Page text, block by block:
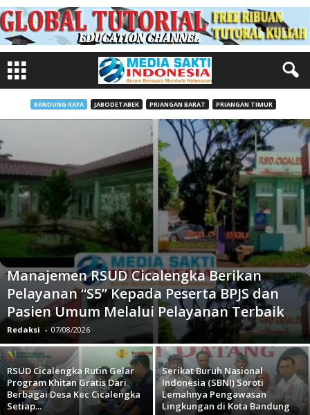
BANDUNG RAYA JABODETABEK PRIANGAN BARAT PRIANGAN TIMUR
Manajemen RSUD Cicalengka Berikan
Pelayanan “S5” Kepada Peserta BPJS dan
Pasien Umum Melalui Pelayanan Terbaik
Redaksi - 07/08/2026
RSUD Cicalengka Rutin Gelar
Program Khitan Gratis Dari
Berbagai Desa Kec Cicalengka
Setiap...
Serikat Buruh Nasional
Indonesia (SBNI) Soroti
Lemahnya Pengawasan
Lingkungan di Kota Bandung